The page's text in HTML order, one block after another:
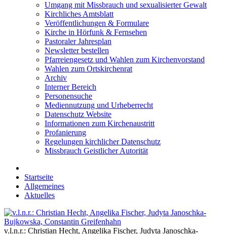
Umgang mit Missbrauch und sexualisierter Gewalt
Kirchliches Amtsblatt
Veröffentlichungen & Formulare
Kirche in Hörfunk & Fernsehen
Pastoraler Jahresplan
Newsletter bestellen
Pfarreiengesetz und Wahlen zum Kirchenvorstand
Wahlen zum Ortskirchenrat
Archiv
Interner Bereich
Personensuche
Mediennutzung und Urheberrecht
Datenschutz Website
Informationen zum Kirchenaustritt
Profanierung
Regelungen kirchlicher Datenschutz
Missbrauch Geistlicher Autorität
Startseite
Allgemeines
Aktuelles
v.l.n.r.: Christian Hecht, Angelika Fischer, Judyta Janoschka-